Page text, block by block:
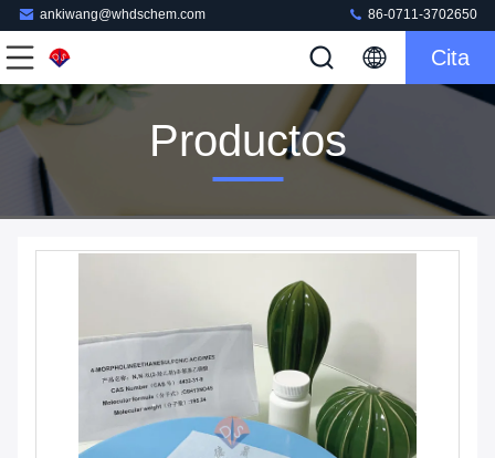
ankiwang@whdschem.com 86-0711-3702650
Cita
Productos